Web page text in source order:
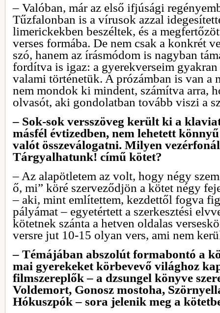
– Valóban, már az első ifjúsági
Tűzfalonban is a vírusok azzal
limerickekben beszéltek, és a
verses formába. De nem csak a konkrét
szó, hanem az írásmódom is nagyban
fordítva is igaz: a gyerekverseim
valami történetük. A prózámban is van a
nem mondok ki mindent, számítva arra,
olvasót, aki gondolatban tovább viszi a
– Sok-sok versszöveg került ki a
másfél évtizedben, nem lehetett
valót összeválogatni. Milyen
Tárgyalhatunk! című kötet?
– Az alapötletem az volt, hogy négy
ő, mi” köré szerveződjön a kötet négy
– aki, mint említettem, kezdettől fogva
pályámat – egyetértett a szerkesztési
kötetnek szánta a hetven oldalas
versre jut 10-15 olyan vers, ami nem
– Témájában abszolút formabontó a
mai gyerekeket körbevevő világhoz
filmszereplők – a dzsungel könyve
Voldemort, Gonosz mostoha,
Hókuszpók – sora jelenik meg a